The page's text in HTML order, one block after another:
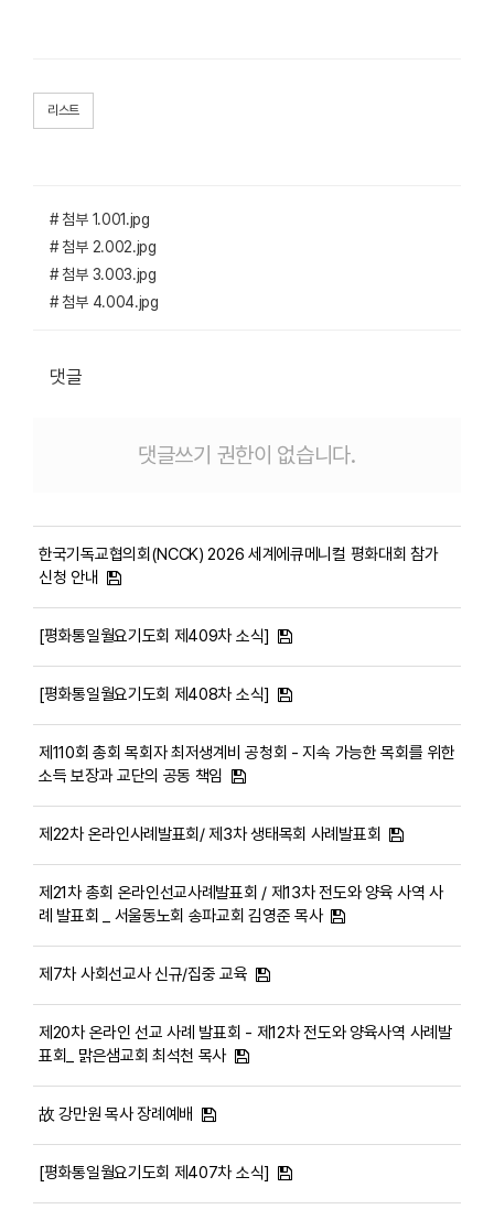
리스트
# 첨부 1.001.jpg
# 첨부 2.002.jpg
# 첨부 3.003.jpg
# 첨부 4.004.jpg
댓글
댓글쓰기 권한이 없습니다.
한국기독교협의회(NCCK) 2026 세계에큐메니컬 평화대회 참가
신청 안내
[평화통일월요기도회 제409차 소식]
[평화통일월요기도회 제408차 소식]
제110회 총회 목회자 최저생계비 공청회 - 지속 가능한 목회를 위한
소득 보장과 교단의 공동 책임
제22차 온라인사례발표회/ 제3차 생태목회 사례발표회
제21차 총회 온라인선교사례발표회 / 제13차 전도와 양육 사역 사
례 발표회 _ 서울동노회 송파교회 김영준 목사
제7차 사회선교사 신규/집중 교육
제20차 온라인 선교 사례 발표회 - 제12차 전도와 양육사역 사례발
표회_ 맑은샘교회 최석천 목사
故 강만원 목사 장례예배
[평화통일월요기도회 제407차 소식]